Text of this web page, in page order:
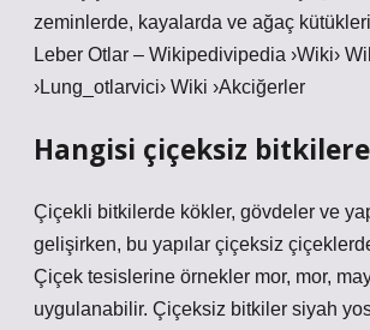
zeminlerde, kayalarda ve ağaç
Leber Otlar – Wikipedivipedia ›Wiki›
›Lung_otlarvici› Wiki ›Akciğerler
Hangisi çiçeksiz
Çiçekli bitkilerde kökler, gövdeler ve
gelişirken, bu yapılar çiçeksiz
Çiçek tesislerine örnekler mor, mor,
uygulanabilir. Çiçeksiz bitkiler siyah